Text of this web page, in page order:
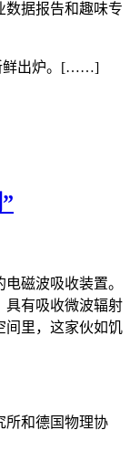
数据报告和趣味专
鲜出炉。[……]
磁波吸收装置。
具有吸收微波辐射
间里，这家伙如饥
所和德国物理协